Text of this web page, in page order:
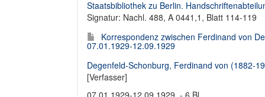
Staatsbibliothek zu Berlin.
Signatur: Nachl. 488, A 0441,1, Blatt 114-119
Korrespondenz zwischen Ferdinand von
07.01.1929-12.09.1929
Degenfeld-Schonburg, Ferdinand von (1882-
[Verfasser]
07.01.1929-12.09.1929. - 6 Bl.